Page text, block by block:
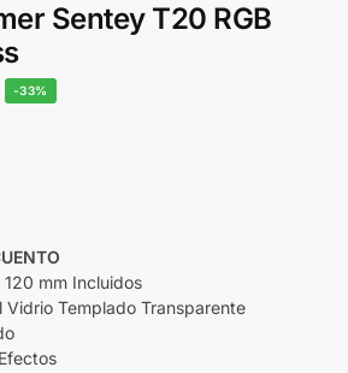
Sentey T20 RGB
-33%
120 mm Incluidos
Vidrio Templado Transparente